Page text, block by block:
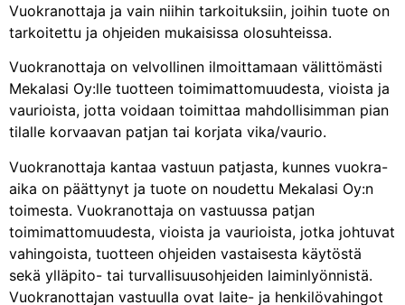
Vuokranottaja ja vain niihin tarkoituksiin, joihin tuote on
tarkoitettu ja ohjeiden mukaisissa olosuhteissa.
Vuokranottaja on velvollinen ilmoittamaan välittömästi
Mekalasi Oy:lle tuotteen toimimattomuudesta, vioista ja
vaurioista, jotta voidaan toimittaa mahdollisimman pian
tilalle korvaavan patjan tai korjata vika/vaurio.
Vuokranottaja kantaa vastuun patjasta, kunnes vuokra-
aika on päättynyt ja tuote on noudettu Mekalasi Oy:n
toimesta. Vuokranottaja on vastuussa patjan
toimimattomuudesta, vioista ja vaurioista, jotka johtuvat
vahingoista, tuotteen ohjeiden vastaisesta käytöstä
sekä ylläpito- tai turvallisuusohjeiden laiminlyönnistä.
Vuokranottajan vastuulla ovat laite- ja henkilövahingot